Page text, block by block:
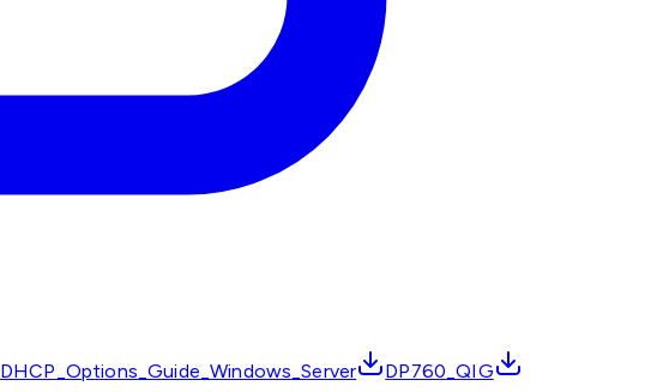
DHCP_Options_Guide_Windows_Server DP760_QIG